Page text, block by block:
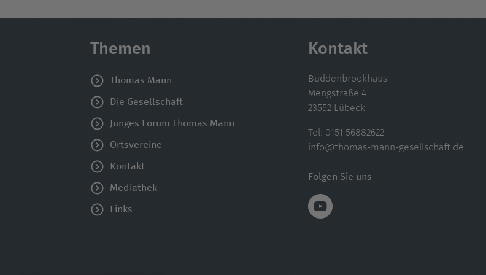
Themen
Thomas Mann
Die Gesellschaft
Junges Forum Thomas Mann
Ortsvereine
Kontakt
Mediathek
Links
Kontakt
Buddenbrookhaus
Mengstraße 4
23552 Lübeck
Tel: 0151 56882622
info@thomas-mann-gesellschaft.de
Folgen Sie uns